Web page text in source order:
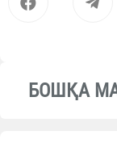
БОШҚА